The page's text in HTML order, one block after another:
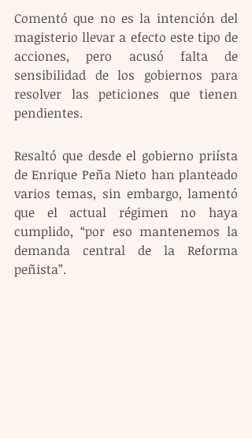
Comentó que no es la intención del
magisterio llevar a efecto este tipo de
acciones, pero acusó falta de
sensibilidad de los gobiernos para
resolver las peticiones que tienen
pendientes.
Resaltó que desde el gobierno priísta
de Enrique Peña Nieto han planteado
varios temas, sin embargo, lamentó
que el actual régimen no haya
cumplido, “por eso mantenemos la
demanda central de la Reforma
peñista”.